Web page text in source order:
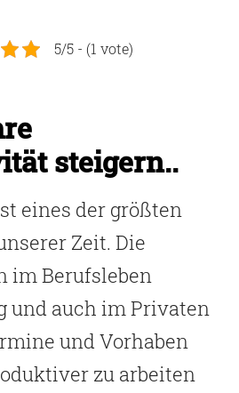
5/5 - (1 vote)
steigern..
eines der größten
Zeit. Die
im Berufsleben
und auch im Privaten
und Vorhaben
zu arbeiten